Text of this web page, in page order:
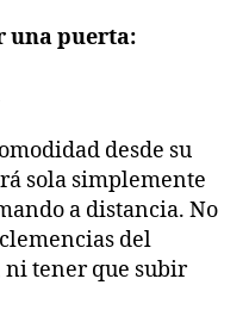
una puerta:
desde su
sola simplemente
a distancia. No
del
ni tener que subir